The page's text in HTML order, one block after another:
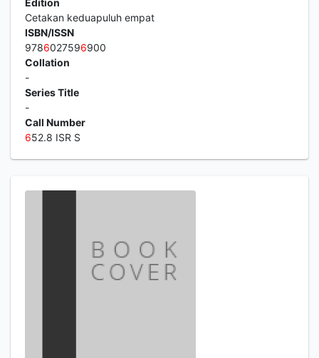
Edition
Cetakan keduapuluh empat
ISBN/ISSN
9786027596900
Collation
-
Series Title
-
Call Number
652.8 ISR S